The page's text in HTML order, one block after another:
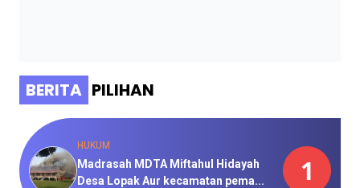
BERITA PILIHAN
HUKUM
Madrasah MDTA Miftahul Hidayah
Desa Lopak Aur kecamatan pema...
1